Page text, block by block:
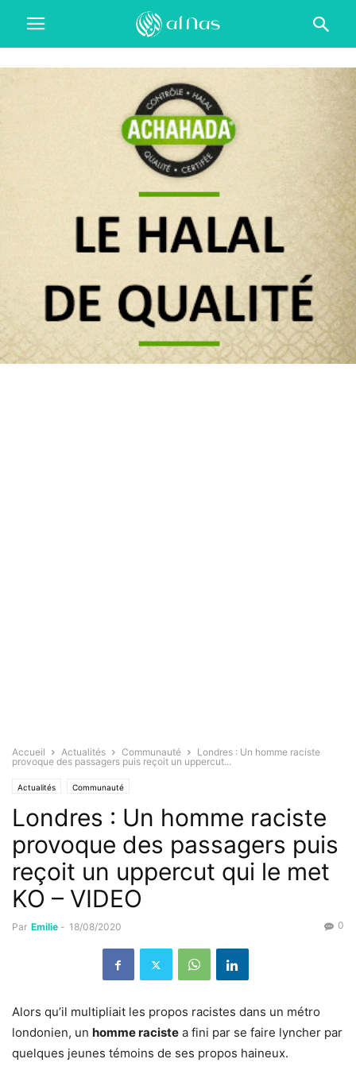
Accueil Actualités Communauté
Londres : Un homme raciste
provoque des passagers puis reçoit un uppercut...
Actualités Communauté
Londres : Un homme raciste
provoque des passagers puis
reçoit un uppercut qui le met
KO – VIDEO
Par Emilie - 18/08/2020 0
Alors qu’il multipliait les propos racistes dans un métro
londonien, un homme raciste a fini par se faire lyncher par
quelques jeunes témoins de ses propos haineux.